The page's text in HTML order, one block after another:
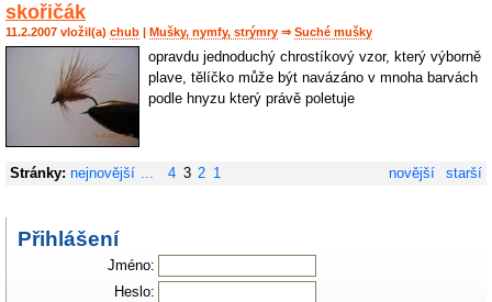
skořičák
11.2.2007 vložil(a) chub Mušky, nymfy, strýmry ⇒ Suché mušky
opravdu jednoduchý chrostíkový vzor, který výborně
plave, tělíčko může být navázáno v mnoha barvách
podle hnyzu který právě poletuje
novější starší
Stránky: nejnovější ... 4 3 2 1
Přihlášení
Jméno:
Heslo: